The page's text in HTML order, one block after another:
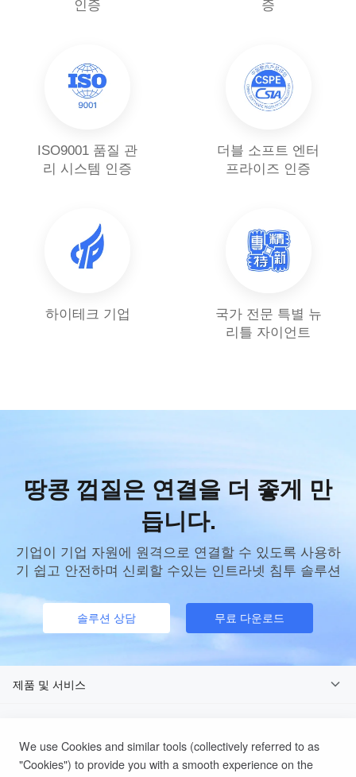
인증
증
ISO9001 품질 관
리 시스템 인증
더블 소프트 엔터
프라이즈 인증
하이테크 기업
국가 전문 특별 뉴
리틀 자이언트
땅콩 껍질은 연결을 더 좋게 만
듭니다.
기업이 기업 자원에 원격으로 연결할 수 있도록 사용하
기 쉽고 안전하며 신뢰할 수있는 인트라넷 침투 솔루션
솔루션 상담 무료 다운로드
제품 및 서비스
에 관하여
We use Cookies and similar tools (collectively referred to as
"Cookies") to provide you with a smooth experience on the